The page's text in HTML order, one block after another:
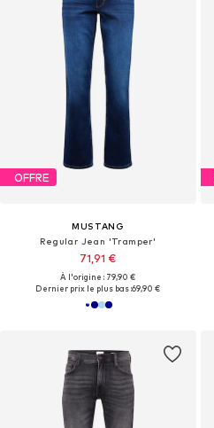
OFFRE
MUSTANG
Regular Jean 'Tramper'
71,91 €
À l'origine : 79,90 €
Dernier prix le plus bas :69,90 €